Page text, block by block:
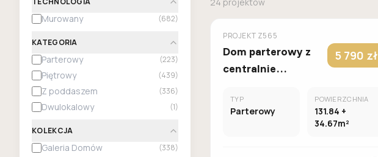
Murowany (682)
KATEGORIA
Parterowy (223)
Piętrowy (439)
Z poddaszem (336)
Dwulokalowy (1)
KOLEKCJA
Galeria Domów (338)
Z500
PROJEKT Z565
Dom parterowy z
centralnie
dzienną oraz
garażem na 2 auta.
5 790 zł
TYP
Parterowy
POWIERZCHNIA
131.84 +
34.67m²